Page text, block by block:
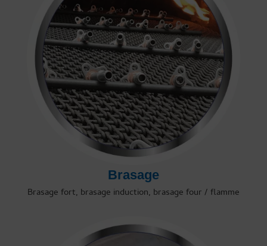
Brasage
Brasage fort, brasage induction, brasage four / flamme